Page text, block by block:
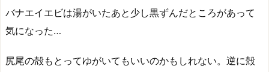
バナエイエビは湯がいたあと少し黒ずんだところがあって
気になった…
尻尾の殻もとってゆがいてもいいのかもしれない。逆に殻